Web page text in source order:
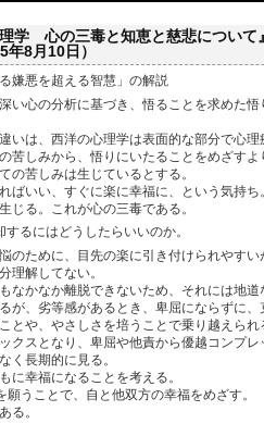
学 心の三毒と知恵と慈悲について
8月10日）
嫌悪を超える智慧」の解説
い心の分析に基づき、悟ることを求めた悟
いは、西洋の心理学は表面的な部分で心
苦しみから、悟りにいたることをめざすよ
の苦しみは生じているとする。
ばいい、すぐに楽に幸福に、という気持ち
じる。これが心の三毒である。
るにはどうしたらいいのか。
のために、目先の楽に引き付けられやす
理解してない。
なかなか離脱できないため、それには地道
が、劣等感があるとき、卑屈にならずに
とや、やさしさを培うことで乗り越えられ
クスとなり、卑屈や他責から優越コンプレ
く長期的に見る。
に幸福になることを考える。
願うことで、自と他双方の幸福をめざす。
る。